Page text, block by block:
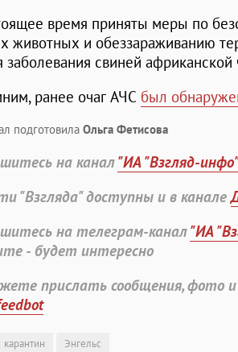
время приняты меры по
животных и обеззараживанию
заболевания свиней
ранее очаг АЧС был
подготовила Ольга Фетисова
на канал"ИА "Взгляд-
"Взгляда" доступны и в канале
на телеграм-канал"ИА
- будет интересно
прислать сообщения, фото
карантин Энгельс